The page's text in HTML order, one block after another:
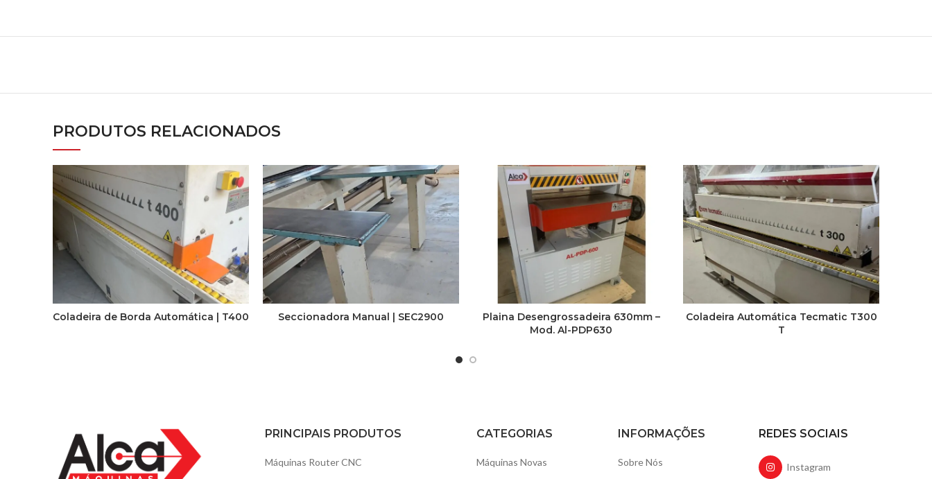
PRODUTOS RELACIONADOS
Coladeira de Borda Automática | T400 Seccionadora Manual | SEC2900
Plaina Desengrossadeira 630mm –
Mod. Al-PDP630
Coladeira Automática Tecmatic T300
T
PRINCIPAIS PRODUTOS
Máquinas Router CNC
CATEGORIAS
Máquinas Novas
INFORMAÇÕES
Sobre Nós
REDES SOCIAIS
Instagram